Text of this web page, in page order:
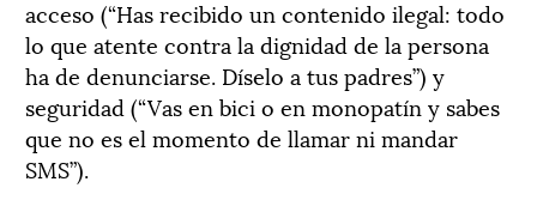
acceso (“Has recibido un contenido ilegal: todo
lo que atente contra la dignidad de la persona
ha de denunciarse. Díselo a tus padres”) y
seguridad (“Vas en bici o en monopatín y sabes
que no es el momento de llamar ni mandar
SMS”).